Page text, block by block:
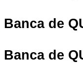
Banca de
Banca de